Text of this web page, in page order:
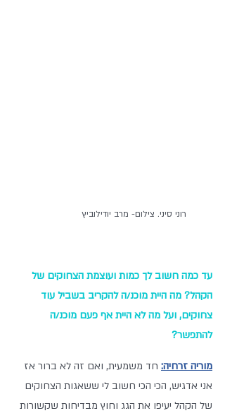
רוני סיני. צילום- מרב יודילוביץ
עד כמה חשוב לך כמות ועוצמת הצחוקים של
הקהל? מה היית מוכנ/ה להקריב בשביל עוד
צחוקים, ועל מה לא היית אף פעם מוכנ/ה
להתפשר?
מוריה זרחיה: חד משמעית, ואם זה לא ברור אז
אני אדגיש, הכי הכי חשוב לי ששאגות הצחוקים
של הקהל יעיפו את הגג וחוץ מבדיחות שקשורות